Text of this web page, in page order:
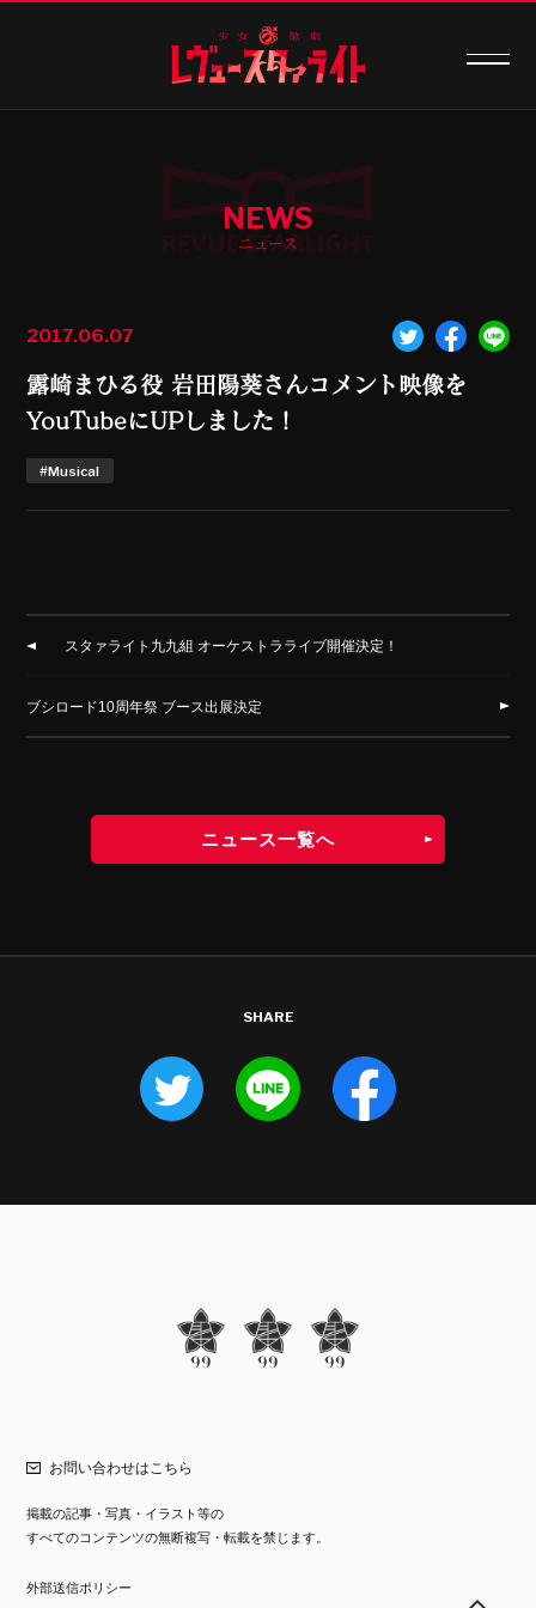
NEWS
ニュース
2017.06.07
露崎まひる役 岩田陽葵さんコメント映像を
YouTubeにUPしました！
#Musical
スタァライト九九組 オーケストラライブ開催決定！
ブシロード10周年祭 ブース出展決定
ニュース一覧へ
SHARE
お問い合わせはこちら
掲載の記事・写真・イラスト等の
すべてのコンテンツの無断複写・転載を禁じます。
外部送信ポリシー